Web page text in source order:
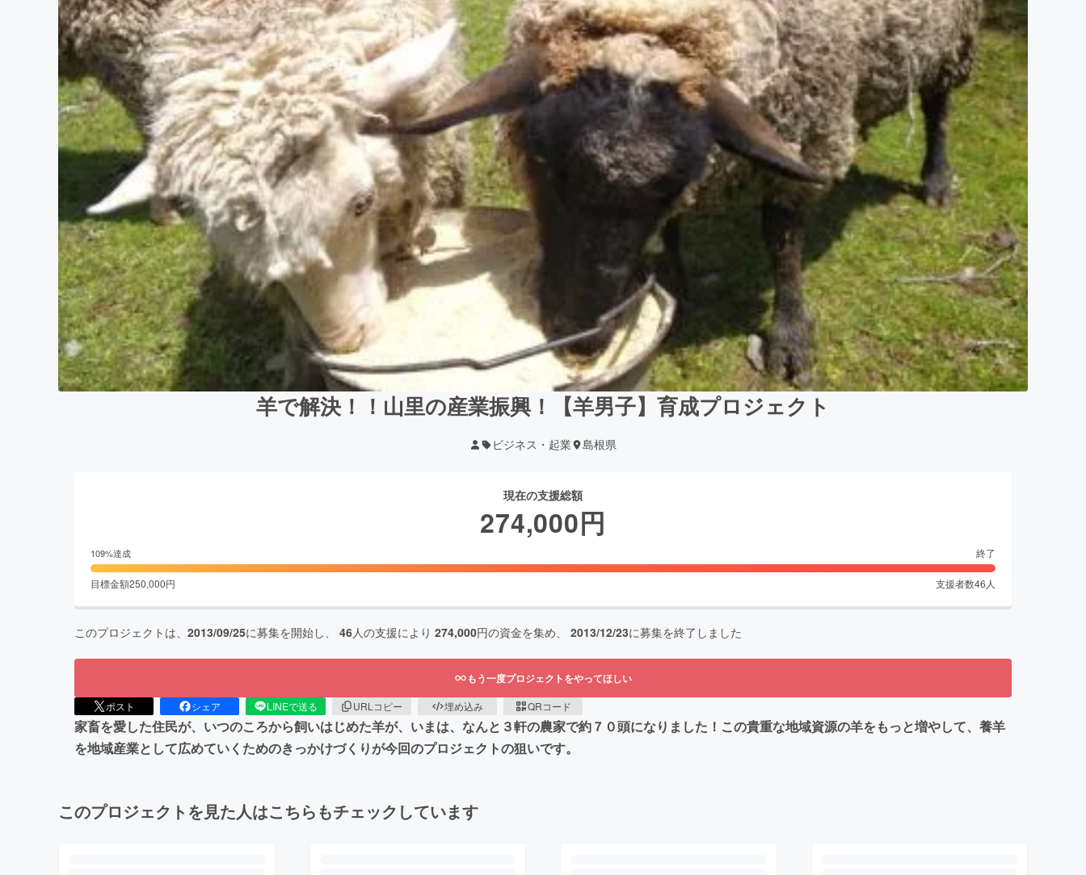
羊で解決！！山里の産業振興！【羊男子】育成プロジェクト
ビジネス・起業 島根県
現在の支援総額
274,000円
109%達成 終了
目標金額250,000円 支援者数46 人
このプロジェクトは、 2013/09/25に募集を開始し、 46人の支援により 274,000円の資金を集め、 2013/12/23に募集を終了しました
もう一度プロジェクトをやってほしい
ポスト シェア LINEで送る URLコピー 埋め込み QRコード
家畜を愛した住民が、いつのころから飼いはじめた羊が、いまは、なんと３軒の農家で約７０頭になりました！この貴重な地域資源の羊をもっと増やして、養羊
を地域産業として広めていくためのきっかけづくりが今回のプロジェクトの狙いです。
このプロジェクトを見た人はこちらもチェックしています